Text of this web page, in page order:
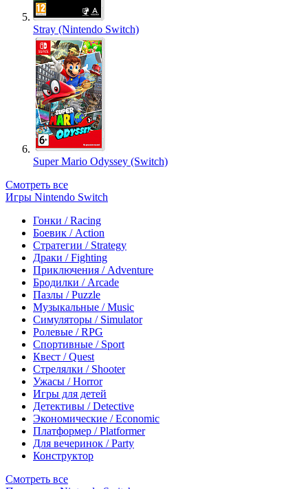
Stray (Nintendo Switch)
Super Mario Odyssey (Switch)
Смотреть все
Игры Nintendo Switch
Гонки / Racing
Боевик / Action
Стратегии / Strategy
Драки / Fighting
Приключения / Adventure
Бродилки / Arcade
Пазлы / Puzzle
Музыкальные / Music
Симуляторы / Simulator
Ролевые / RPG
Спортивные / Sport
Квест / Quest
Стрелялки / Shooter
Ужасы / Horror
Игры для детей
Детективы / Detective
Экономические / Economic
Платформер / Platformer
Для вечеринок / Party
Конструктор
Смотреть все